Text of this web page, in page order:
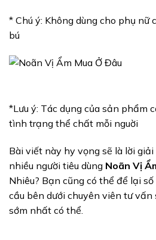
* Chú ý: Không dùng cho phụ nữ
bú
*Lưu ý: Tác dụng của sản phẩm
tình trạng thể chất mỗi nguời
Bài viết này hy vọng sẽ là lời
nhiều người tiêu dùng Noãn Vị
Nhiêu? Bạn cũng có thể để lại
cầu bên dưới chuyên viên tư vấn
sớm nhất có thể.